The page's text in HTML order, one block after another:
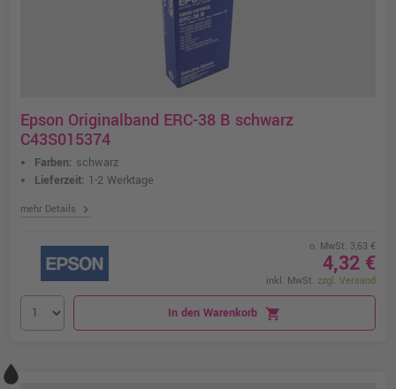
Epson Originalband ERC-38 B schwarz
C43S015374
Farben: schwarz
Lieferzeit: 1-2 Werktage
mehr Details chevron_right
o. MwSt. 3,63 €
4,32 €
inkl. MwSt. zzgl. Versand
In den Warenkorb shopping_cart